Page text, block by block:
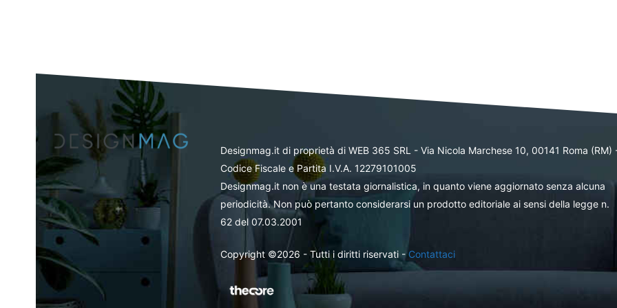
Designmag.it di proprietà di WEB 365 SRL - Via Nicola Marchese 10, 00141 Roma (RM)
Codice Fiscale e Partita I.V.A. 12279101005
Designmag.it non è una testata giornalistica, in quanto viene aggiornato senza alcuna
periodicità. Non può pertanto considerarsi un prodotto editoriale ai sensi della legge n.
62 del 07.03.2001
Copyright ©2026 - Tutti i diritti riservati -Contattaci